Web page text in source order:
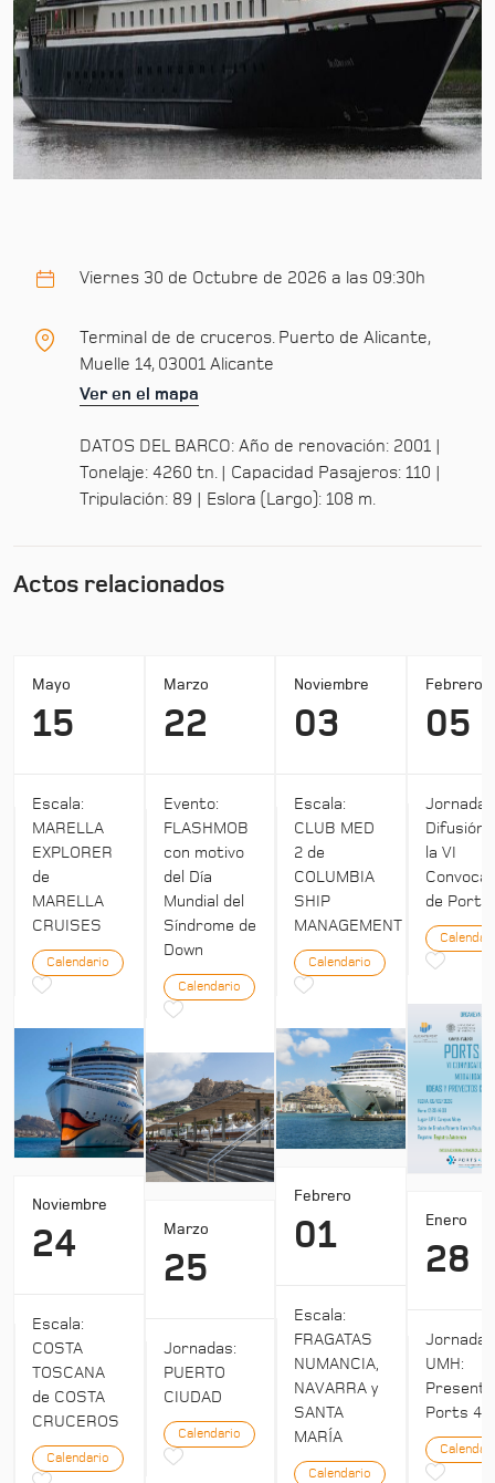
Viernes 30 de Octubre de 2026 a las 09:30h
Terminal de de cruceros. Puerto de Alicante,
Muelle 14, 03001 Alicante
Ver en el mapa
DATOS DEL BARCO: Año de renovación: 2001 |
Tonelaje: 4260 tn. | Capacidad Pasajeros: 110 |
Tripulación: 89 | Eslora (Largo): 108 m.
Actos relacionados
Mayo
15
Escala:
MARELLA
EXPLORER
de
MARELLA
CRUISES
Calendario
Noviembre
24
Escala:
COSTA
TOSCANA
de COSTA
CRUCEROS
Calendario
Marzo
22
Evento:
FLASHMOB
con motivo
del Día
Mundial del
Síndrome de
Down
Calendario
Marzo
25
Jornadas:
PUERTO
CIUDAD
Calendario
Noviembre
03
Escala:
CLUB MED
2 de
COLUMBIA
SHIP
MANAGEMENT
Calendario
Febrero
01
Escala:
FRAGATAS
NUMANCIA,
NAVARRA y
SANTA
MARÍA
Calendario
Febrero
05
Jornada:
Difusión
la VI
de Ports
Enero
28
Jornadas
UMH:
Ports 4:0